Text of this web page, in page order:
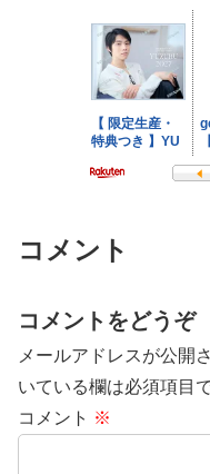
コメント
コメントをどうぞ
メールアドレスが公開
いている欄は必須項目
コメント ※